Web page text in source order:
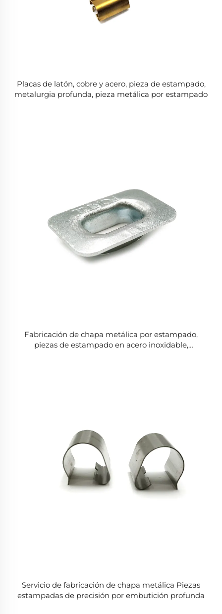
Placas de latón, cobre y acero, pieza de estampado,
metalurgia profunda, pieza metálica por estampado
Fabricación de chapa metálica por estampado,
piezas de estampado en acero inoxidable,
Servicio de fabricación de chapa metálica Piezas
estampadas de precisión por embutición profunda